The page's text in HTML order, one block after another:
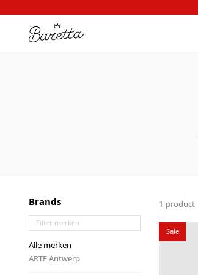
Brands
Alle merken
ARTE Antwerp
1 product
Sale